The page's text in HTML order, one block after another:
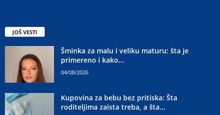
JOŠ VESTI
Šminka za malu i veliku maturu: šta je
primereno i kako...
04/08/2026
Kupovina za bebu bez pritiska: Šta
roditeljima zaista treba, a šta...